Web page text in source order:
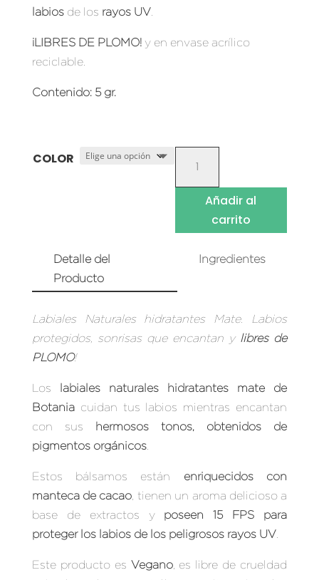
labios de los rayos UV.
¡LIBRES DE PLOMO! y en envase acrílico
reciclable.
Contenido: 5 gr.
COLOR
NATURALES
HIDRATANTES
CANTIDAD
Añadir al
carrito
Detalle del
Producto
Ingredientes
Labiales Naturales hidratantes Mate. Labios
protegidos, sonrisas que encantan y libres de
PLOMO!
Los labiales naturales hidratantes mate de
Botaniacuidan tus labios mientras encantan
con sus
hermosos tonos, obtenidos de
pigmentos orgánicos.
Estos bálsamos están enriquecidos con
manteca de cacao , tienen un aroma delicioso a
base de extractos y poseen 15 FPS para
proteger los labios de los peligrosos rayos UV.
Este producto es Vegano, es libre de crueldad